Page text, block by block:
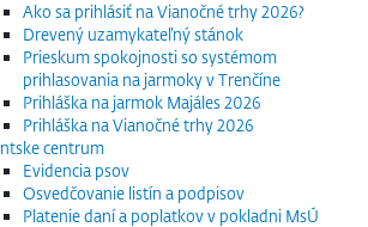
Ako sa prihlásiť na Vianočné trhy 2026?
Drevený uzamykateľný stánok
Prieskum spokojnosti so systémom
prihlasovania na jarmoky v Trenčíne
Prihláška na jarmok Majáles 2026
Prihláška na Vianočné trhy 2026
centrum
Evidencia psov
Osvedčovanie listín a podpisov
Platenie daní a poplatkov v pokladni MsÚ